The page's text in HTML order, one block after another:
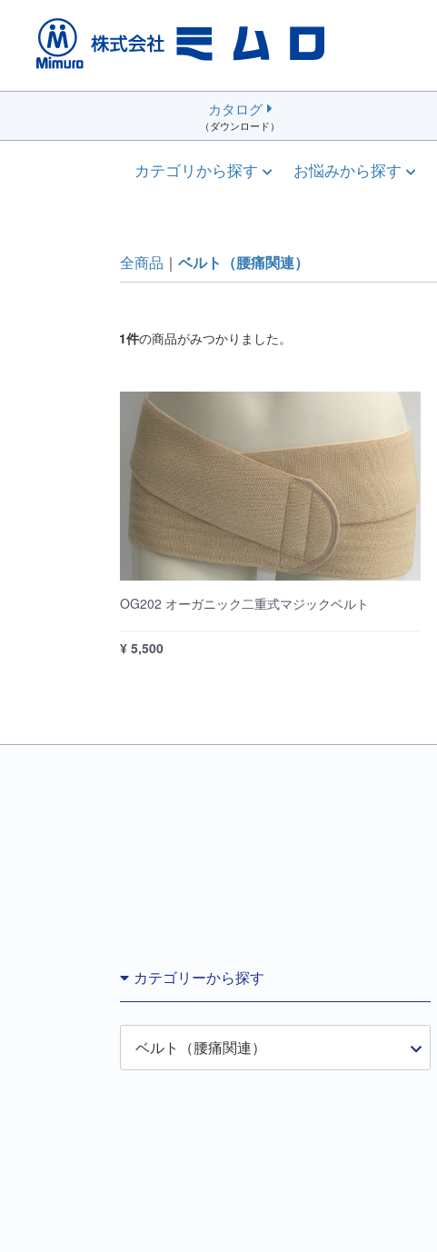
カタログ
（ダウンロード）
カテゴリから探す お悩みから探す
全商品 ベルト（腰痛関連）
1件の商品がみつかりました。
OG202 オーガニック二重式マジックベルト
¥ 5,500
カテゴリーから探す